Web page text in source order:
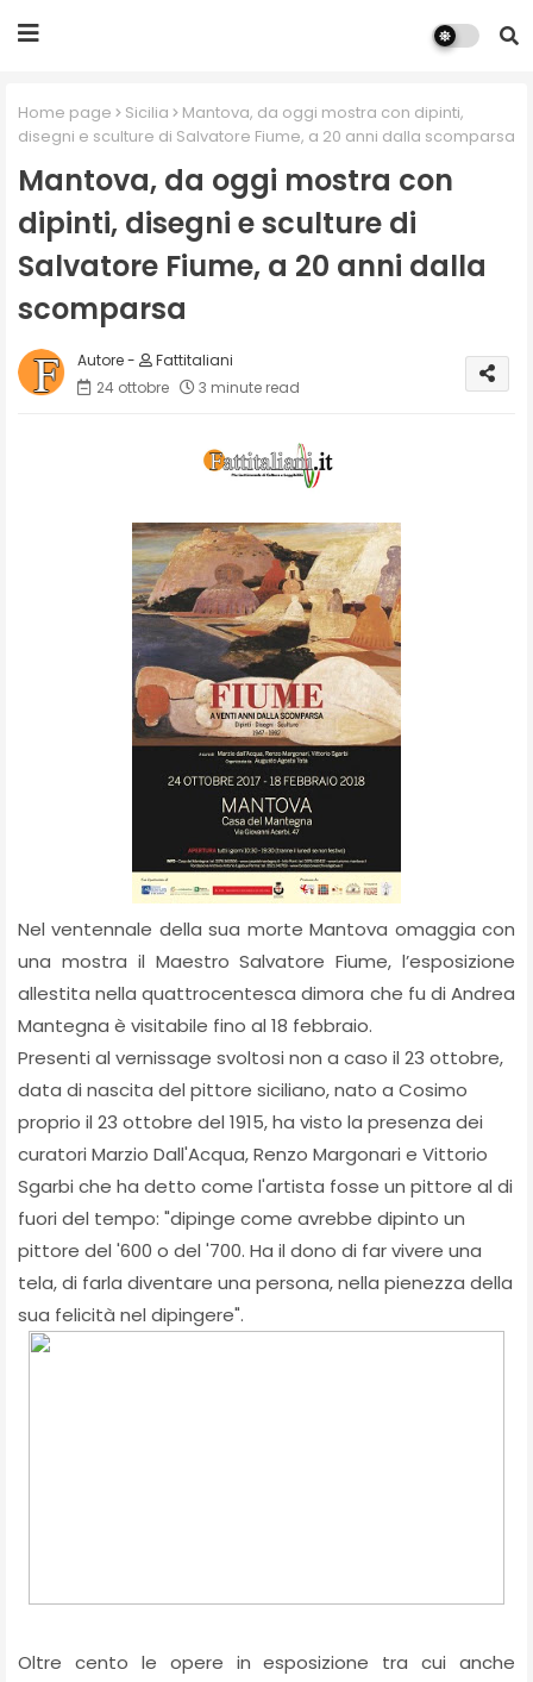
Home page Sicilia
Mantova, da oggi mostra con dipinti,
disegni e sculture di Salvatore Fiume, a 20 anni dalla scomparsa
Mantova, da oggi mostra con
dipinti, disegni e sculture di
Salvatore Fiume, a 20 anni dalla
scomparsa
Fattitaliani
24 ottobre
3 minute read
Nel ventennale della sua morte Mantova omaggia con
una mostra il Maestro Salvatore Fiume, l’esposizione
allestita nella quattrocentesca dimora che fu di Andrea
Mantegna è visitabile fino al 18 febbraio.
Presenti al vernissage svoltosi non a caso il 23 ottobre,
data di nascita del pittore siciliano, nato a Cosimo
proprio il 23 ottobre del 1915, ha visto la presenza dei
curatori Marzio Dall'Acqua, Renzo Margonari e Vittorio
Sgarbi che ha detto come l'artista fosse un pittore al di
fuori del tempo: "dipinge come avrebbe dipinto un
pittore del '600 o del '700. Ha il dono di far vivere una
tela, di farla diventare una persona, nella pienezza della
sua felicità nel dipingere".
Oltre cento le opere in esposizione tra cui anche